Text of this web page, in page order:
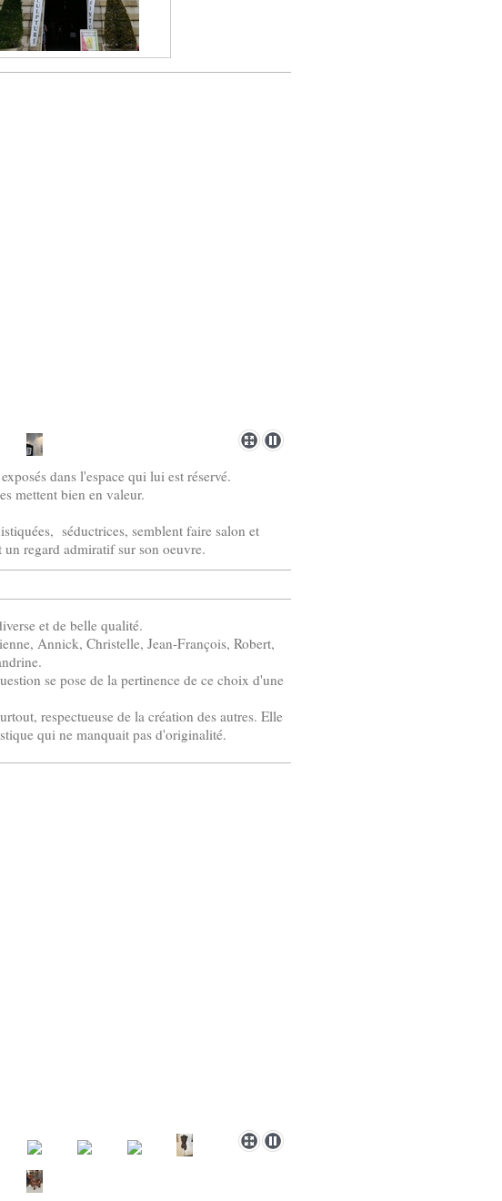
dans l'espace qui lui est réservé.
mettent bien en valeur.
séductrices, semblent faire salon et
regard admiratif sur son oeuvre.
et de belle qualité.
Annick, Christelle, Jean-François, Robert,
se pose de la pertinence de ce choix d'une
respectueuse de la création des autres. Elle
qui ne manquait pas d'originalité.